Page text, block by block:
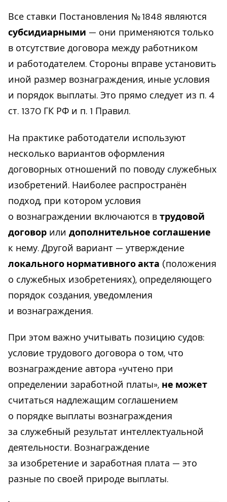
Все ставки Постановления № 1848 являются
субсидиарными — они применяются только
в отсутствие договора между работником
и работодателем. Стороны вправе установить
иной размер вознаграждения, иные условия
и порядок выплаты. Это прямо следует из п. 4
ст. 1370 ГК РФ и п. 1 Правил.
На практике работодатели используют
несколько вариантов оформления
договорных отношений по поводу служебных
изобретений. Наиболее распространён
подход, при котором условия
о вознаграждении включаются в трудовой
договор или дополнительное соглашение
к нему. Другой вариант — утверждение
локального нормативного акта (положения
о служебных изобретениях), определяющего
порядок создания, уведомления
и вознаграждения.
При этом важно учитывать позицию судов:
условие трудового договора о том, что
вознаграждение автора «учтено при
определении заработной платы», не может
считаться надлежащим соглашением
о порядке выплаты вознаграждения
за служебный результат интеллектуальной
деятельности. Вознаграждение
за изобретение и заработная плата — это
разные по своей природе выплаты.